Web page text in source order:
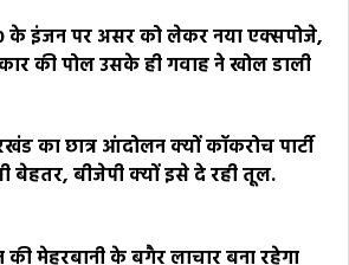
के इंजन पर असर को लेकर नया एक्सपोजे,
की पोल उसके ही गवाह ने खोल डाली
का छात्र आंदोलन क्यों कॉकरोच पार्टी
बेहतर, बीजेपी क्यों इसे दे रही तूल.
की मेहरबानी के बगैर लाचार बना रहेगा